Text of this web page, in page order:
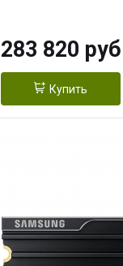
283 820
Купить